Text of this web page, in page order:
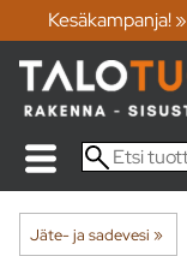
Kesäkampanja! »
Jäte- ja sadevesi ‪»